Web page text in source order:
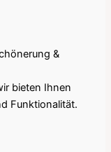
&
bieten Ihnen
Funktionalität.